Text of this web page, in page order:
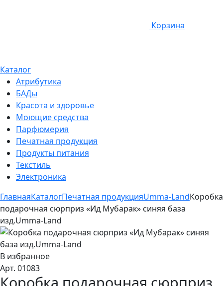
Корзина
Каталог
Атрибутика
БАДы
Красота и здоровье
Моющие средства
Парфюмерия
Печатная продукция
Продукты питания
Текстиль
Электроника
ГлавнаяКаталогПечатная продукцияUmma-LandКоробка
подарочная сюрприз «Ид Мубарак» синяя база
изд.Umma-Land
В избранное
Арт. 01083